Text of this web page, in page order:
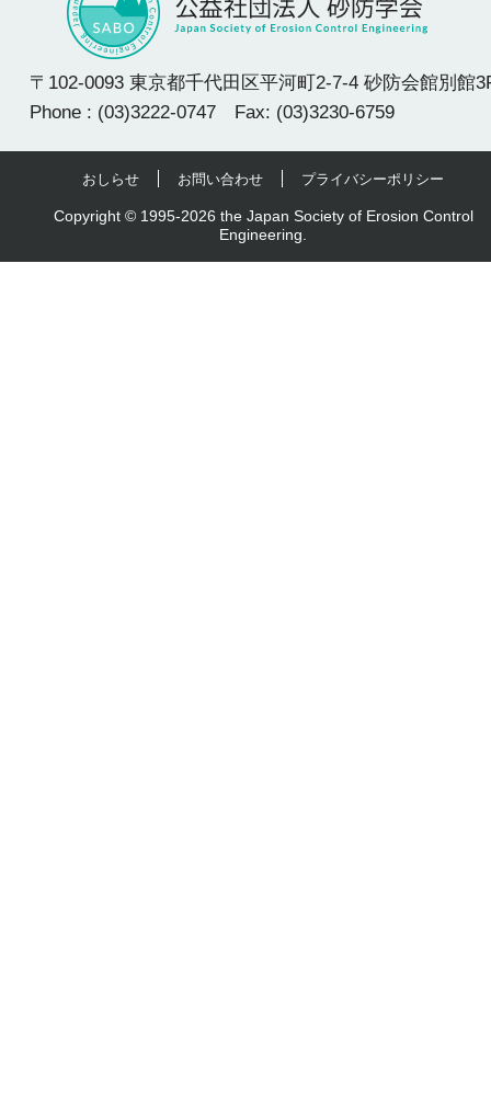
〒102-0093 東京都千代田区平河町2-7-4 砂防会館別館
Phone : (03)3222-0747 Fax: (03)3230-6759
おしらせ お問い合わせ プライバシーポリシー
Copyright © 1995-2026 the Japan Society of Erosion Control
Engineering.